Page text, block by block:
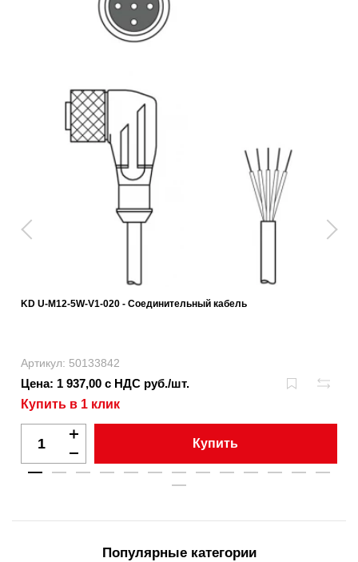
KD U-M12-5W-V1-020 - Соединительный кабель
Артикул: 50133842
Цена: 1 937,00 с НДС руб./шт.
Купить в 1 клик
Купить
Популярные категории